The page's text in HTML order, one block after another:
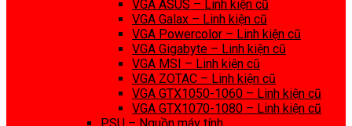
VGA ASUS – Linh kiện cũ
VGA Galax – Linh kiện cũ
VGA Powercolor – Linh kiện cũ
VGA Gigabyte – Linh kiện cũ
VGA MSI – Linh kiện cũ
VGA ZOTAC – Linh kiện cũ
VGA GTX1050-1060 – Linh kiện cũ
VGA GTX1070-1080 – Linh kiện cũ